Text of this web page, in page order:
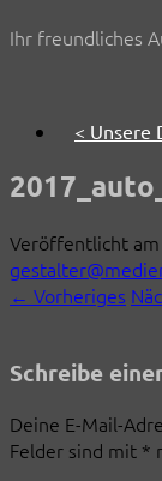
Ihr freundliches
< Unsere
Veröffentlicht am
← Vorheriges
Schreibe
Deine E-Mail-
Felder sind mit *